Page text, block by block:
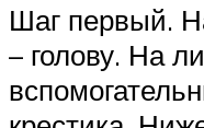
Шаг первый.
– голову. На